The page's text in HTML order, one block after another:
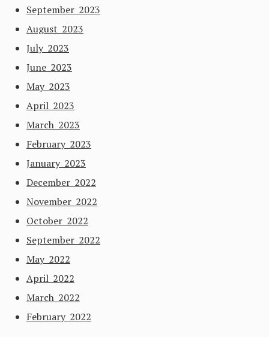
September 2023
August 2023
July 2023
June 2023
May 2023
April 2023
March 2023
February 2023
January 2023
December 2022
November 2022
October 2022
September 2022
May 2022
April 2022
March 2022
February 2022